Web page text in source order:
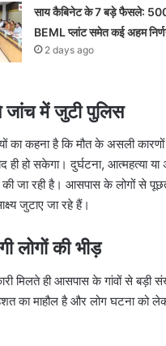
साय कैबिनेट के 7 बड़े फैसले:
BEML प्लांट समेत कई अहम
2 days ago
में जुटी पुलिस
का कहना है कि मौत के असली कारणों
ही हो सकेगा। दुर्घटना, आत्महत्या
जा रही है। आसपास के लोगों से
जुटाए जा रहे हैं।
लोगों की भीड़
मिलते ही आसपास के गांवों से बड़ी
का माहौल है और लोग घटना को